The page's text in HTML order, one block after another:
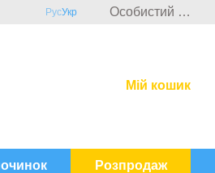
РусУкр Особистий кабінет
Мій кошик
Розпродаж